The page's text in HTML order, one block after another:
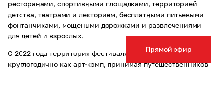
Прямой эфир
ресторанами, спортивными площадками, территорией
детства, театрами и лекторием, бесплатными питьевыми
фонтанчиками, мощеными дорожками и развлечениями
для детей и взрослых.
С 2022 года территория фестиваля функционирует
круглогодично как арт-кэмп, принимая путешественников